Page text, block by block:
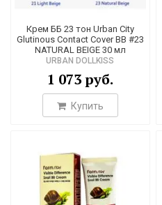
Крем ББ 23 тон Urban City
Glutinous Contact Cover BB #23
NATURAL BEIGE 30 мл
URBAN DOLLKISS
1 073 руб.
Купить